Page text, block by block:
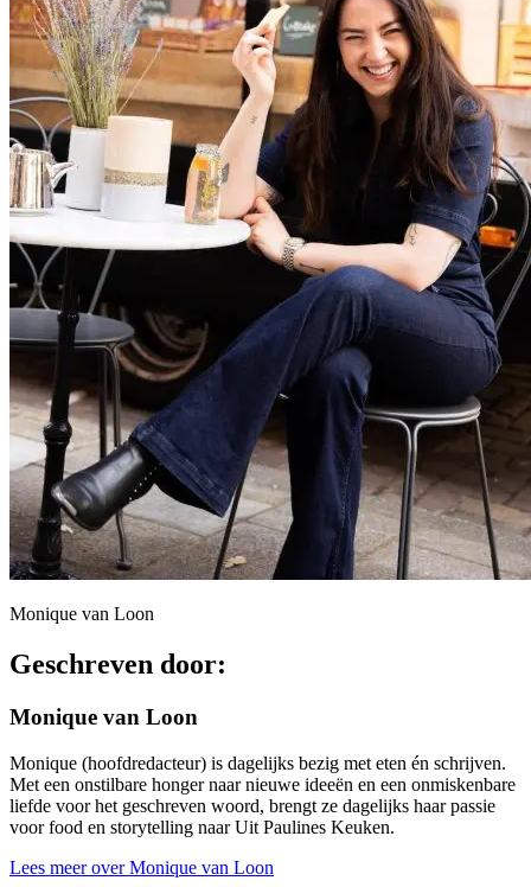
Monique van Loon
Geschreven door:
Monique van Loon
Monique (hoofdredacteur) is dagelijks bezig met eten én schrijven.
Met een onstilbare honger naar nieuwe ideeën en een onmiskenbare
liefde voor het geschreven woord, brengt ze dagelijks haar passie
voor food en storytelling naar Uit Paulines Keuken.
Lees meer over Monique van Loon